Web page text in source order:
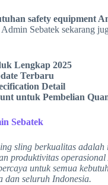
safety equipment
Sebatek sekarang
Lengkap 2025
Terbaru
Detail
untuk Pembelian
Sebatek
sling berkualitas adalah
produktivitas operasional
untuk semua
dan seluruh Indonesia.